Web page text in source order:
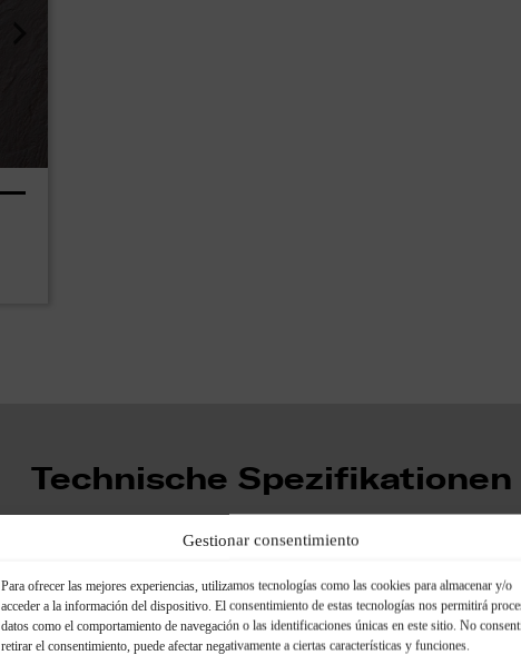
Gestionar consentimiento
Para ofrecer las mejores experiencias, utilizamos tecnologías como las cookies para almacenar y/o
acceder a la información del dispositivo. El consentimiento de estas tecnologías nos permitirá
datos como el comportamiento de navegación o las identificaciones únicas en este sitio. No
retirar el consentimiento, puede afectar negativamente a ciertas características y funciones.
Technische Spezifikationen
Zubehör: